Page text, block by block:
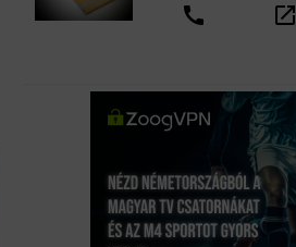
call open_in_new